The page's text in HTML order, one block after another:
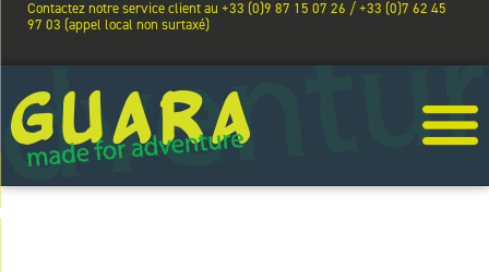
Contactez notre service client au +33 (0)9 87 15 07 26 / +33 (0)7 62 45
97 03 (appel local non surtaxé)